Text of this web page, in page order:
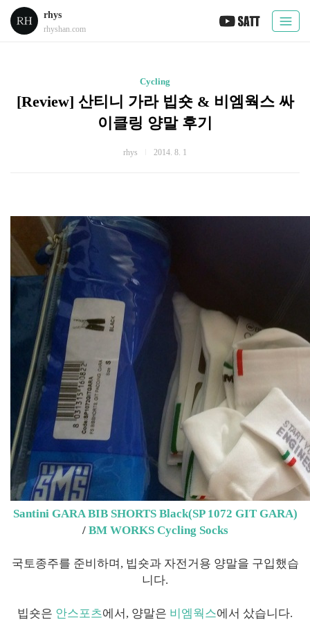
rhys
rhyshan.com
Cycling
[Review] 산티니 가라 빕숏 & 비엠웍스 싸
이클링 양말 후기
rhys 2014. 8. 1
Santini GARA BIB SHORTS Black(SP 1072 GIT GARA)
/ BM WORKS Cycling Socks
국토종주를 준비하며, 빕숏과 자전거용 양말을 구입했습
니다.
빕숏은 안스포츠에서, 양말은 비엠웍스에서 샀습니다.